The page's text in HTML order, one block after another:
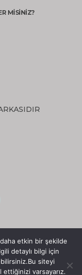
MİSİNİZ?
etkin bir şekilde
detaylı bilgi için
siteyi
varsayarız.